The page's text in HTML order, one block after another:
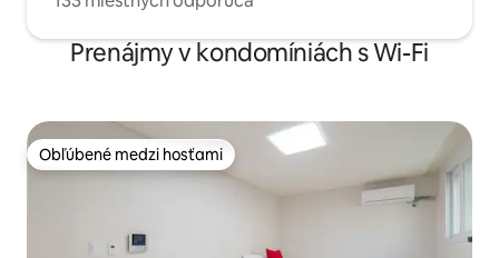
Prenájmy v kondomíniách s Wi-Fi
Obľúbené medzi hosťami
Obľúbené medzi hosťami